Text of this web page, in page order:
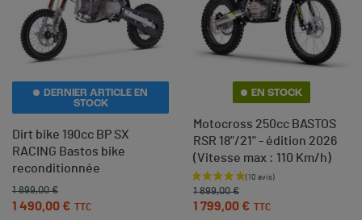
DERNIER ARTICLE EN
STOCK
Dirt bike 190cc BP SX
RACING Bastos bike
reconditionnée
Prix de base
1 899,00 €
Prix
1 490,00 € TTC
EN STOCK
Motocross 250cc BASTOS
RSR 18"/21" - édition 2026
(Vitesse max : 110 Km/h)
Prix de base
1 899,00 €
Prix
1 799,00 €
TTC